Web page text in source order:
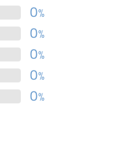
0%
0%
0%
0%
0%